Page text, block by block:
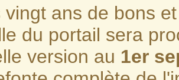
vingt ans de bons
du portail sera
version au 1er